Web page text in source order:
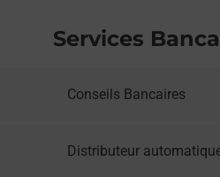
Services
Conseils Bancaires
Distributeur